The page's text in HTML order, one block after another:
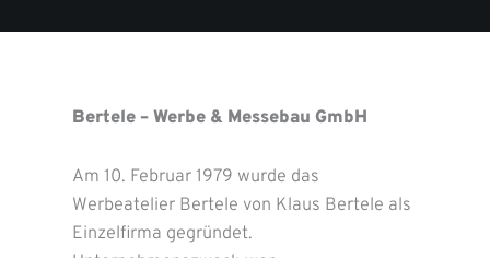
Bertele – Werbe & Messebau GmbH
Am 10. Februar 1979 wurde das
Werbeatelier Bertele von Klaus Bertele als
Einzelfirma gegründet.